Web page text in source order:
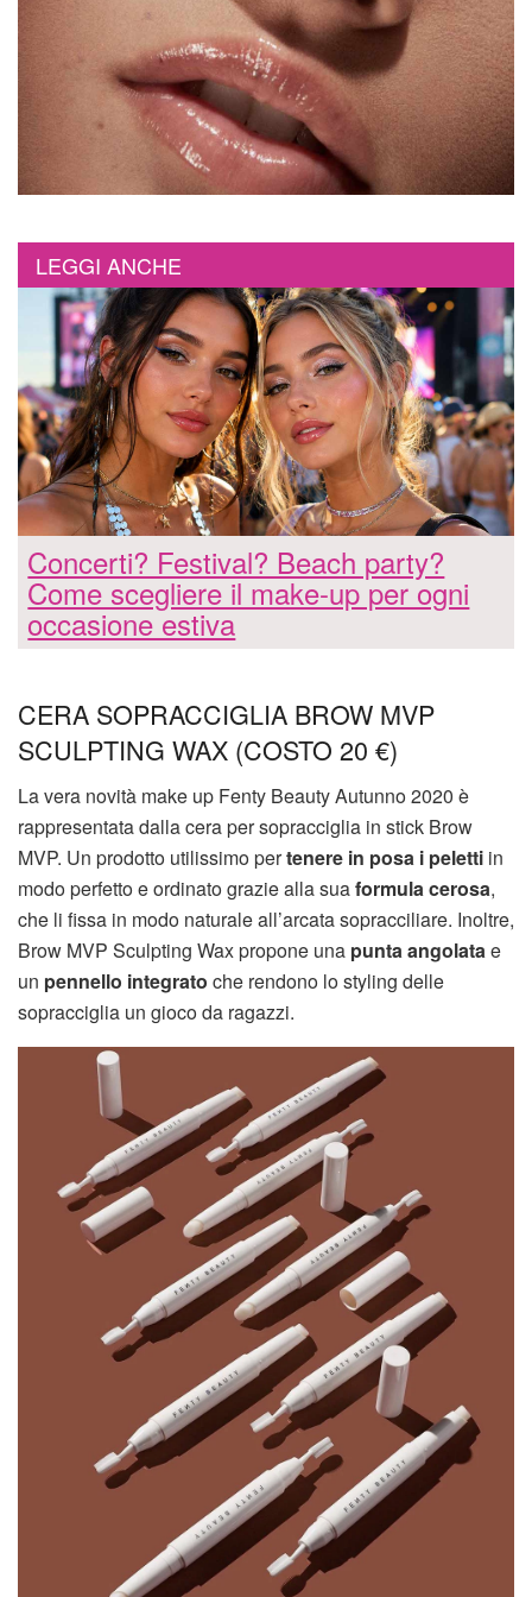
LEGGI ANCHE
Concerti? Festival? Beach party?
Come scegliere il make-up per ogni
occasione estiva
CERA SOPRACCIGLIA BROW MVP
SCULPTING WAX (COSTO 20 €)
La vera novità make up Fenty Beauty Autunno 2020 è
rappresentata dalla cera per sopracciglia in stick Brow
MVP. Un prodotto utilissimo pertenere in posa i peletti in
modo perfetto e ordinato grazie alla suaformula cerosa,
che li fissa in modo naturale all’arcata sopracciliare. Inoltre,
Brow MVP Sculpting Wax propone una punta angolatae
un pennello integrato che rendono lo styling delle
sopracciglia un gioco da ragazzi.